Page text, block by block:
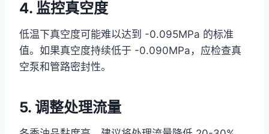
4. 监控真空度
低温下真空度可能难以达到 -0.095MPa 的标准
值。如果真空度持续低于 -0.090MPa，应检查真
空泵和管路密封性。
5. 调整处理流量